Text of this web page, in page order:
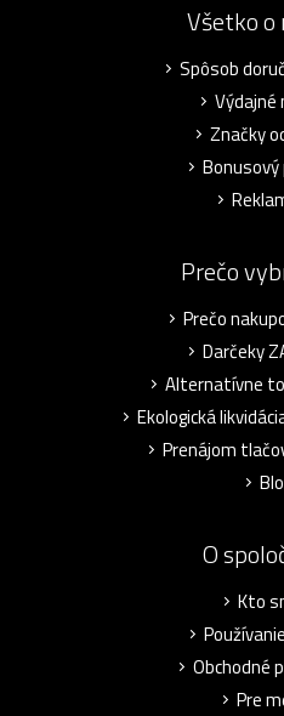
Všetko o
Spôsob
Značky
Prečo
Prečo
Darčeky
Alternatívne
Ekologická
Prenájom
O
Kto
Obchodné
Pre